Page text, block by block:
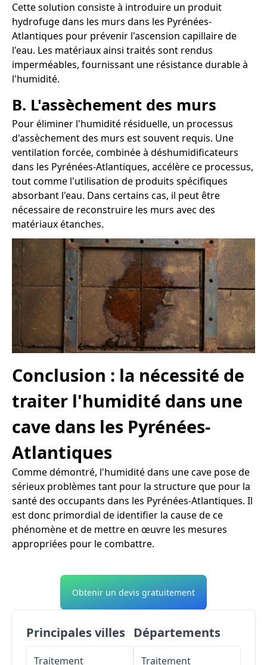
Cette solution consiste à introduire un produit
hydrofuge dans les murs dans les Pyrénées-
Atlantiques pour prévenir l'ascension capillaire de
l'eau. Les matériaux ainsi traités sont rendus
imperméables, fournissant une résistance durable à
l'humidité.
B. L'assèchement des murs
Pour éliminer l'humidité résiduelle, un processus
d'assèchement des murs est souvent requis. Une
ventilation forcée, combinée à déshumidificateurs
dans les Pyrénées-Atlantiques, accélère ce processus,
tout comme l'utilisation de produits spécifiques
absorbant l'eau. Dans certains cas, il peut être
nécessaire de reconstruire les murs avec des
matériaux étanches.
Conclusion : la nécessité de
traiter l'humidité dans une
cave dans les Pyrénées-
Atlantiques
Comme démontré, l'humidité dans une cave pose de
sérieux problèmes tant pour la structure que pour la
santé des occupants dans les Pyrénées-Atlantiques. Il
est donc primordial de identifier la cause de ce
phénomène et de mettre en œuvre les mesures
appropriées pour le combattre.
Obtenir un devis gratuitement
Principales villes
Traitement
Départements
Traitement